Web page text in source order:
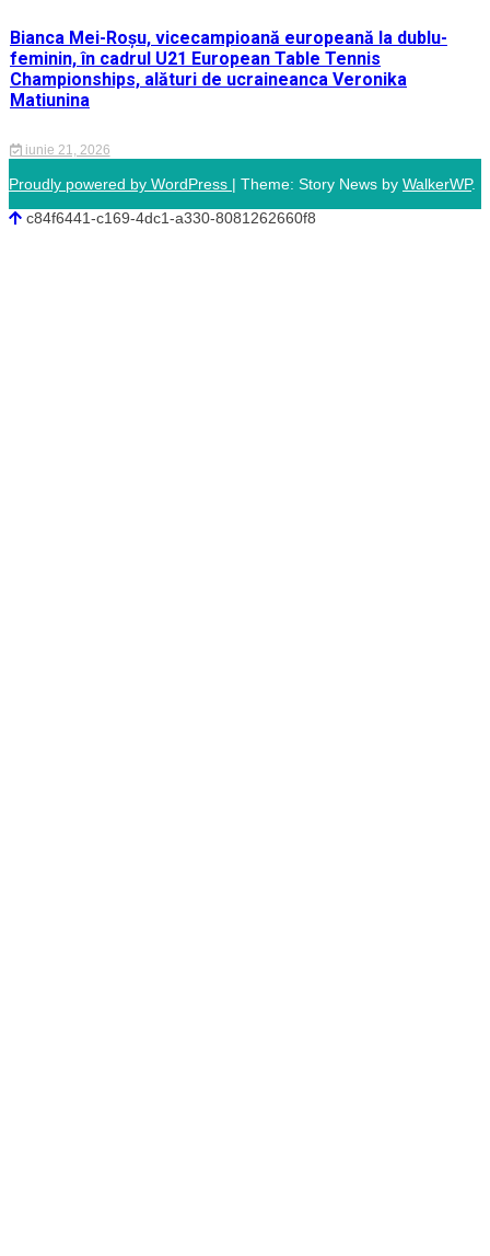
Bianca Mei-Roșu, vicecampioană europeană la dublu-
feminin, în cadrul U21 European Table Tennis
Championships, alături de ucraineanca Veronika
Matiunina
iunie 21, 2026
Proudly powered by WordPress | Theme: Story News by WalkerWP.
c84f6441-c169-4dc1-a330-8081262660f8